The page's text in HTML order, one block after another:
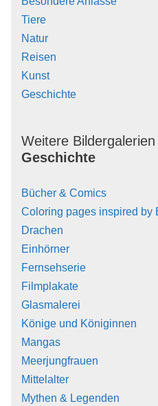
Tiere
Natur
Reisen
Kunst
Geschichte
Weitere
Geschichte
Bücher & Comics
Coloring pages inspired by
Drachen
Einhörner
Fernsehserie
Filmplakate
Glasmalerei
Könige und Königinnen
Mangas
Meerjungfrauen
Mittelalter
Mythen & Legenden